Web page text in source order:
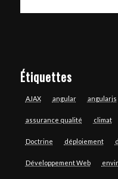
Étiquettes
AJAX angular angularjs
assurance qualité climat
Doctrine déploiement
Développement Web